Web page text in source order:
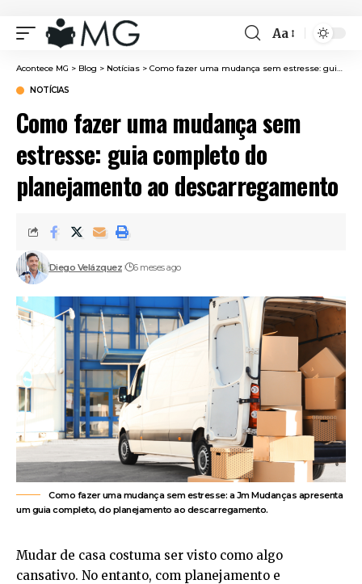
Font
Aa
Acontece MG > Blog > Notícias > Como fazer uma mudança sem estresse: guia completo do planejamento ao descarregamento
NOTÍCIAS
Como fazer uma mudança sem
estresse: guia completo do
planejamento ao descarregamento
Diego Velázquez 6 meses ago
Como fazer uma mudança sem estresse: a Jm Mudanças apresenta
um guia completo, do planejamento ao descarregamento.
Mudar de casa costuma ser visto como algo
cansativo. No entanto, com planejamento e